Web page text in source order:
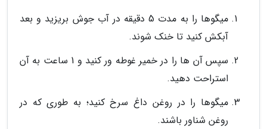
میگوها را به مدت 5 دقیقه در آب جوش بریزید و بعد
آبکش کنید تا خنک شوند.
سپس آن ها را در خمیر غوطه ور کنید و 1 ساعت به آن
استراحت دهید.
میگوها را در روغن داغ سرخ کنید؛ به طوری که در
روغن شناور باشند.